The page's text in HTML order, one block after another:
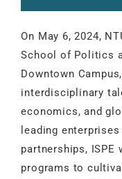
On May 6, 2024,
School of Politics
Downtown
interdisciplinary
economics, and
leading
partnerships,
programs to